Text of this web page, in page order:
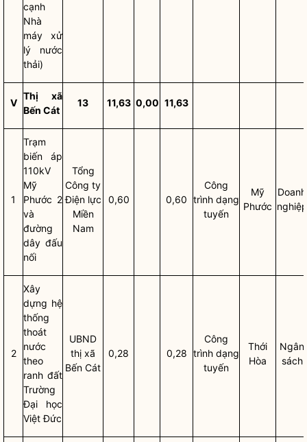
cạnh
Nhà
máy xử
lý nước
thải)
V
Thị xã
Bến Cát
13 11,63 0,00 11,63
1
Trạm
biến áp
110kV
Mỹ
Phước 2
và
đường
dây đấu
nối
Tổng
Công ty
Điện lực
Miền
Nam
0,60 0,60
Công
trình dạng
tuyến
Mỹ
Phước
Doanh
nghiệp
2
Xây
dựng hệ
thống
thoát
nước
theo
ranh đất
Trường
Đại học
Việt Đức
UBND
thị xã
Bến Cát
0,28 0,28
Công
trình dạng
tuyến
Thới
Hòa
Ngân
sách